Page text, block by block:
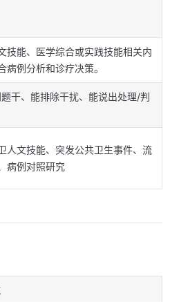
技能、医学综合或实践技能相关内
病例分析和诊疗决策。
干、能排除干扰、能说出处理/判
人文技能、突发公共卫生事件、流
病例对照研究